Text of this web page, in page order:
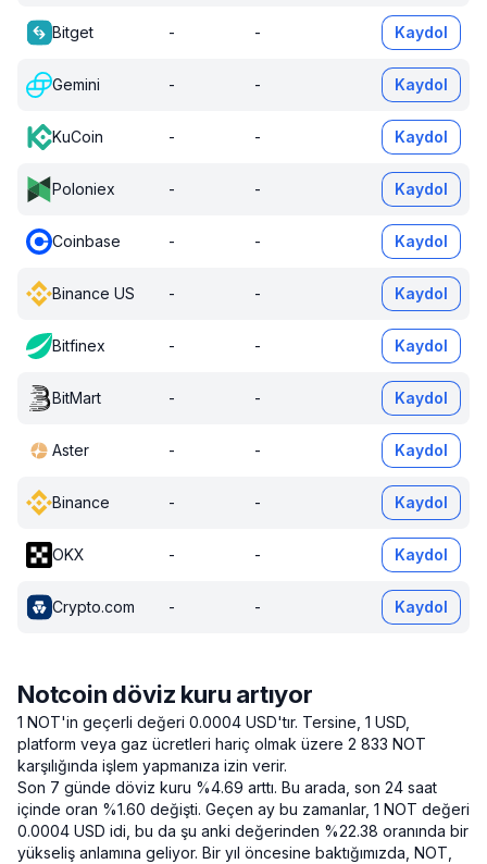
Bitget - - Kaydol
Gemini - - Kaydol
KuCoin - - Kaydol
Poloniex - - Kaydol
Coinbase - - Kaydol
Binance US - - Kaydol
Bitfinex - - Kaydol
BitMart - - Kaydol
Aster - - Kaydol
Binance - - Kaydol
OKX - - Kaydol
Crypto.com - - Kaydol
Notcoin döviz kuru artıyor
1 NOT'in geçerli değeri 0.0004 USD'tır. Tersine, 1 USD,
platform veya gaz ücretleri hariç olmak üzere 2 833 NOT
karşılığında işlem yapmanıza izin verir.
Son 7 günde döviz kuru %4.69 arttı. Bu arada, son 24 saat
içinde oran %1.60 değişti. Geçen ay bu zamanlar, 1 NOT değeri
0.0004 USD idi, bu da şu anki değerinden %22.38 oranında bir
yükseliş anlamına geliyor. Bir yıl öncesine baktığımızda, NOT,